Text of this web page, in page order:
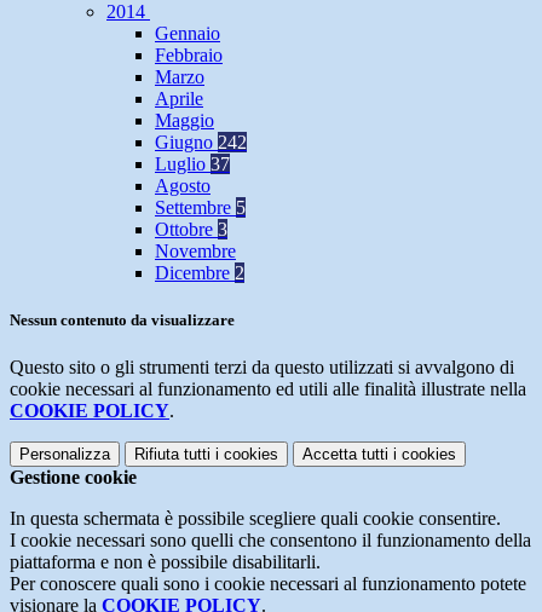
2014
Gennaio
Febbraio
Marzo
Aprile
Maggio
Giugno 242
Luglio 37
Agosto
Settembre 5
Ottobre 3
Novembre
Dicembre 2
Nessun contenuto da visualizzare
Questo sito o gli strumenti terzi da questo utilizzati si avvalgono di
cookie necessari al funzionamento ed utili alle finalità illustrate nella
COOKIE POLICY.
Personalizza Rifiuta tutti i cookies Accetta tutti i cookies
Gestione cookie
In questa schermata è possibile scegliere quali cookie consentire.
I cookie necessari sono quelli che consentono il funzionamento della
piattaforma e non è possibile disabilitarli.
Per conoscere quali sono i cookie necessari al funzionamento potete
visionare la COOKIE POLICY.